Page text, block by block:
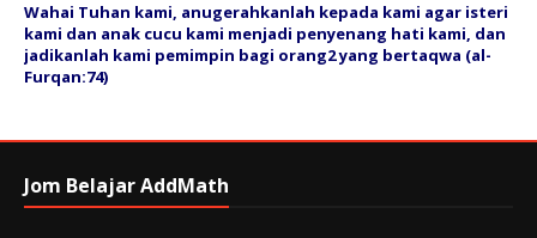
Wahai Tuhan kami, anugerahkanlah kepada kami agar isteri
kami dan anak cucu kami menjadi penyenang hati kami, dan
jadikanlah kami pemimpin bagi orang2 yang bertaqwa (al-
Furqan:74)
Jom Belajar AddMath